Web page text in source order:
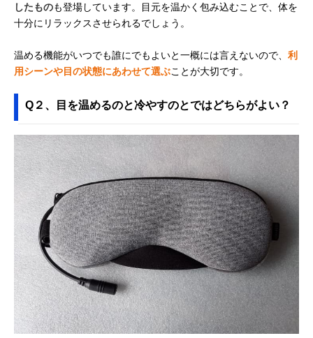
Amazonで見る
エレコム エクリア
接続後すぐに温か
Amazonで見る
テンピュール
(Tempur) スリープ
ク）
NASAが認定した
素材で作られた一
いシルクのおやす
み アイマスク
地のアイマスク
1.4cm
したものも登場しています。目元を温かく包み込むことで、体を
十分にリラックスさせられるでしょう。
温める機能がいつでも誰にでもよいと一概には言えないので、 利
用シーンや目の状態にあわせて選ぶことが大切です。
Q２、目を温めるのと冷やすのとではどちらがよい？